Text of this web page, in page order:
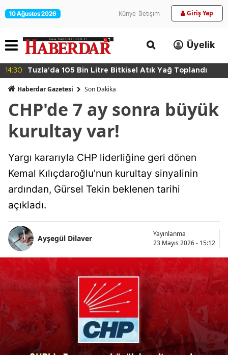
10 Ağustos 2026 Künye İletişim Giriş Yap
Üyelik
14:30 Tuzla'da 105 Bin Litre Bitkisel Atık Yağ Toplandı
Haberdar Gazetesi Son Dakika
CHP'de 7 ay sonra büyük
kurultay var!
Yargı kararıyla CHP liderliğine geri dönen
Kemal Kılıçdaroğlu'nun kurultay sinyalinin
ardından, Gürsel Tekin beklenen tarihi
açıkladı.
Ayşegül Dilaver
Yayınlanma
23 Mayıs 2026 - 15:12